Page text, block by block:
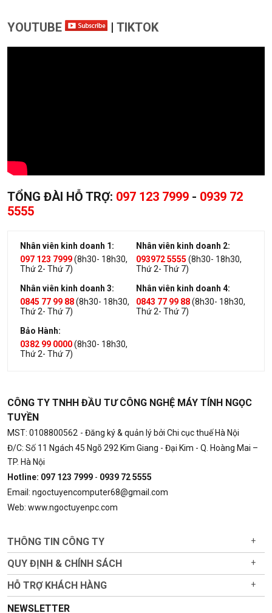
YOUTUBE | TIKTOK
TỔNG ĐÀI HỖ TRỢ: 097 123 7999 - 0939 72
5555
Nhân viên kinh doanh 1:
097 123 7999(8h30- 18h30,
Thứ 2- Thứ 7)
Nhân viên kinh doanh 2:
093972 5555 (8h30- 18h30,
Thứ 2- Thứ 7)
Nhân viên kinh doanh 3:
0845 77 99 88(8h30- 18h30,
Thứ 2- Thứ 7)
Nhân viên kinh doanh 4:
0843 77 99 88(8h30- 18h30,
Thứ 2- Thứ 7)
Bảo Hành:
0382 99 0000(8h30- 18h30,
Thứ 2- Thứ 7)
CÔNG TY TNHH ĐẦU TƯ CÔNG NGHỆ MÁY TÍNH NGỌC
TUYỀN
MST: 0108800562 - Đăng ký & quản lý bởi Chi cục thuế Hà Nội
Đ/C: Số 11 Ngách 45 Ngõ 292 Kim Giang - Đại Kim - Q. Hoàng Mai –
TP. Hà Nội
Hotline: 097 123 7999 - 0939 72 5555
Email: ngoctuyencomputer68@gmail.com
Web: www.ngoctuyenpc.com
THÔNG TIN CÔNG TY +
QUY ĐỊNH & CHÍNH SÁCH +
HỖ TRỢ KHÁCH HÀNG +
NEWSLETTER